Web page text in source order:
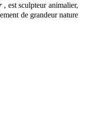
, est sculpteur animalier,
de grandeur nature